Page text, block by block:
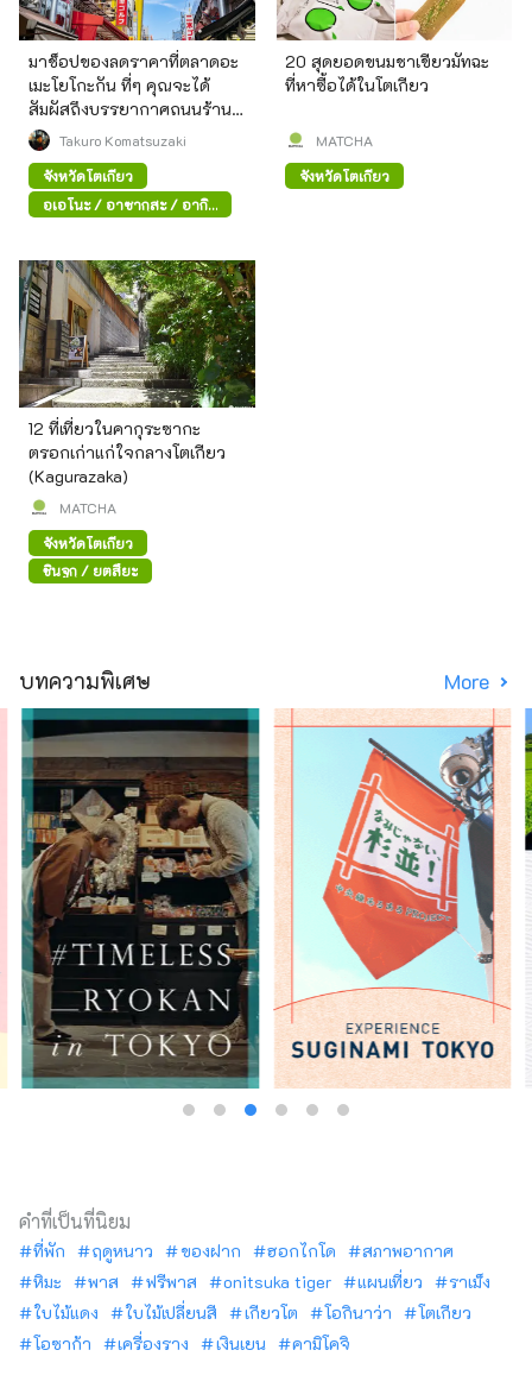
มาช็อปของลดราคาที่ตลาดอะ
เมะโยโกะกัน ที่ๆ คุณจะได้
สัมผัสถึงบรรยากาศถนนร้าน
ค้าสมัยก่อน
Takuro Komatsuzaki
จังหวัดโตเกียว
อุเอโนะ / อาซากุสะ / อากิ
ฮาบาระ
20 สุดยอดขนมชาเขียวมัทฉะ
ที่หาซื้อได้ในโตเกียว
MATCHA
จังหวัดโตเกียว
12 ที่เที่ยวในคากุระซากะ
ตรอกเก่าแก่ใจกลางโตเกียว
(Kagurazaka)
MATCHA
จังหวัดโตเกียว
ชินจูกุ / ยตสึยะ
บทความพิเศษ More
คำที่เป็นที่นิยม
ที่พัก ฤดูหนาว ของฝาก ฮอกไกโด
สภาพอากาศ
หิมะ
พาส ฟรีพาส onitsuka tiger แผนเที่ยว
ราเม็ง
ใบไม้แดง
ใบไม้เปลี่ยนสี เกียวโต โอกินาว่า
โตเกียว
โอซาก้า
เครื่องราง เงินเยน คามิโคจิ